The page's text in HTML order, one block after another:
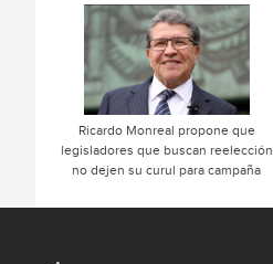
Ricardo Monreal propone que
legisladores que buscan reelección
no dejen su curul para campaña